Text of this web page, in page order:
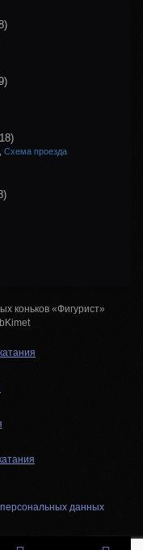
Схема проезда
коньков «Фигурист»
данных